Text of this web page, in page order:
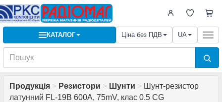
КАТАЛОГ Ціна без ПДВ UA
Продукція > Резистори > Шунти > Шунт-резистор
латунний FL-19B 600A, 75mV, клас 0.5 CG